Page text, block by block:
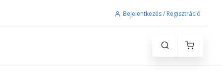
Bejelentkezés / Regisztráció